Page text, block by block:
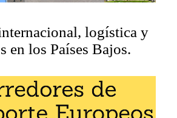
logística y
en los Países Bajos.